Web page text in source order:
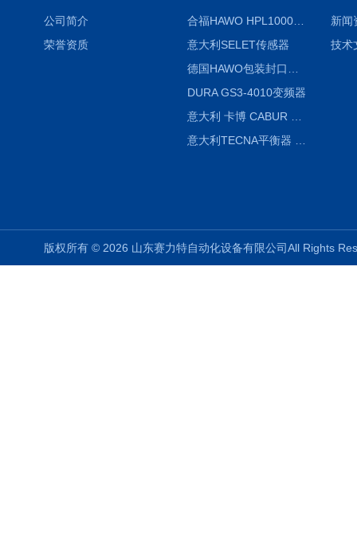
公司简介
荣誉资质
合福HAWO HPL1000AS封口机
意大利SELET传感器
DURA GS3-4010变频器
新闻
技术
版权所有 © 2026 山东赛力特自动化设备有限公司All Rights